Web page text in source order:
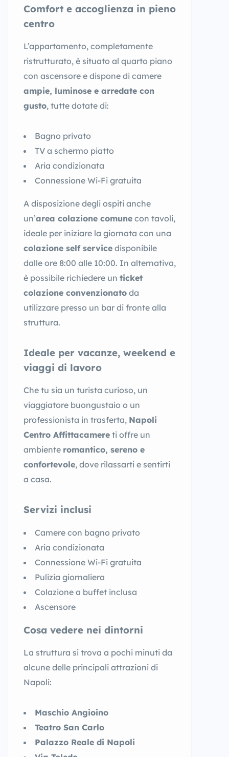
Comfort e accoglienza in pieno
centro
L’appartamento, completamente
ristrutturato, è situato al quarto piano
con ascensore e dispone di camere
ampie, luminose e arredate con
gusto, tutte dotate di:
Bagno privato
TV a schermo piatto
Aria condizionata
Connessione Wi-Fi gratuita
A disposizione degli ospiti anche
un’area colazione comune con tavoli,
ideale per iniziare la giornata con una
colazione self service disponibile
dalle ore 8:00 alle 10:00. In alternativa,
è possibile richiedere un ticket
colazione convenzionato da
utilizzare presso un bar di fronte alla
struttura.
Ideale per vacanze, weekend e
viaggi di lavoro
Che tu sia un turista curioso, un
viaggiatore buongustaio o un
professionista in trasferta, Napoli
Centro Affittacamere ti offre un
ambiente romantico, sereno e
confortevole, dove rilassarti e sentirti
a casa.
Servizi inclusi
Camere con bagno privato
Aria condizionata
Connessione Wi-Fi gratuita
Pulizia giornaliera
Colazione a buffet inclusa
Ascensore
Cosa vedere nei dintorni
La struttura si trova a pochi minuti da
alcune delle principali attrazioni di
Napoli:
Maschio Angioino
Teatro San Carlo
Palazzo Reale di Napoli